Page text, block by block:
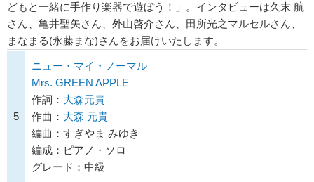
どもと一緒に手作り楽器で遊ぼう！」。インタビューは久末 航
さん、亀井聖矢さん、外山啓介さん、田所光之マルセルさん、
まなまる(永藤まな)さんをお届けいたします。
5
ニュー・マイ・ノーマル
Mrs. GREEN APPLE
作詞： 大森元貴
作曲： 大森 元貴
編曲：すぎやま みゆき
編成：ピアノ・ソロ
グレード：中級